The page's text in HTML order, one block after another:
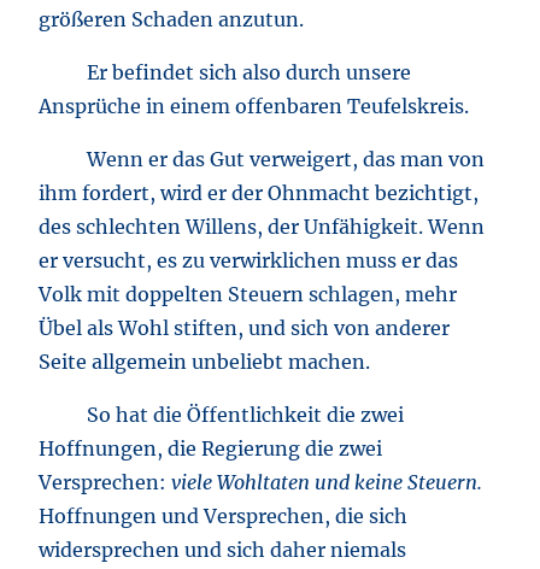
größeren Schaden anzutun.
Er befindet sich also durch unsere
Ansprüche in einem offenbaren Teufelskreis.
Wenn er das Gut verweigert, das man von
ihm fordert, wird er der Ohnmacht bezichtigt,
des schlechten Willens, der Unfähigkeit. Wenn
er versucht, es zu verwirklichen muss er das
Volk mit doppelten Steuern schlagen, mehr
Übel als Wohl stiften, und sich von anderer
Seite allgemein unbeliebt machen.
So hat die Öffentlichkeit die zwei
Hoffnungen, die Regierung die zwei
Versprechen: viele Wohltaten und keine Steuern.
Hoffnungen und Versprechen, die sich
widersprechen und sich daher niemals